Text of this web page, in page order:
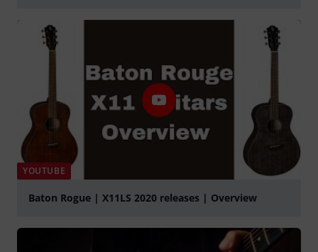
YOUTUBE
Baton Rogue | X11LS 2020 releases | Overview